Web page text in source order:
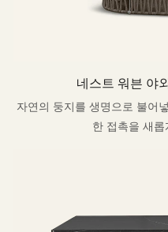
네스트 워븐 야
자연의 둥지를 생명으로 불어
한 접촉을 새